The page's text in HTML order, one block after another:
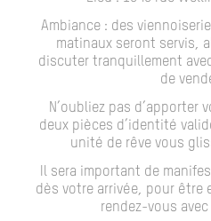
Ambiance: des
matinaux seront servis,
discuter tranquillement
de
N’oubliez pas d’apporter
deux pièces d’identité
unité de rêve vous
Il sera important de
dès votre arrivée, pour être
rendez-vous